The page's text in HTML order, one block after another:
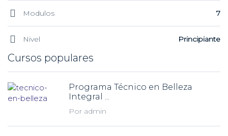
Modulos 7
Nivel Principiante
Cursos populares
Programa Técnico en Belleza
Integral ...
Por admin